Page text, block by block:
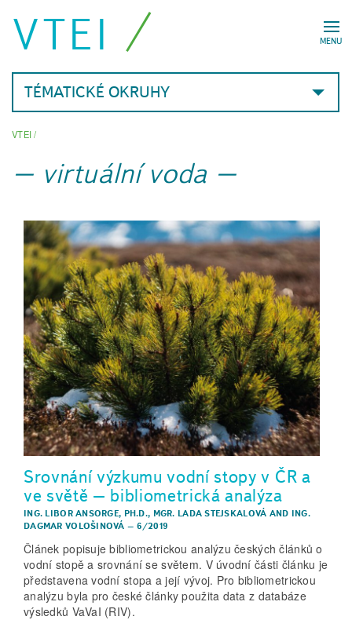
MENU
VTEI
TÉMATICKÉ OKRUHY
VTEI/
virtuální voda
Srovnání výzkumu vodní stopy v ČR a
ve světě – bibliometrická analýza
ING. LIBOR ANSORGE, PH.D., MGR. LADA STEJSKALOVÁ AND ING.
DAGMAR VOLOŠINOVÁ – 6/2019
Článek popisuje bibliometrickou analýzu českých článků o
vodní stopě a srovnání se světem. V úvodní části článku je
představena vodní stopa a její vývoj. Pro bibliometrickou
analýzu byla pro české články použita data z databáze
výsledků VaVaI (RIV).